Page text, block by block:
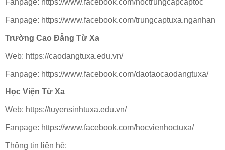
Fanpage: https://www.facebook.com/hoctrungcapcaptoc
Fanpage: https://www.facebook.com/trungcaptuxa.nganhan
Trường Cao Đẳng Từ Xa
Web: https://caodangtuxa.edu.vn/
Fanpage: https://www.facebook.com/daotaocaodangtuxa/
Học Viện Từ Xa
Web: https://tuyensinhtuxa.edu.vn/
Fanpage: https://www.facebook.com/hocvienhoctuxa/
Thông tin liên hệ: